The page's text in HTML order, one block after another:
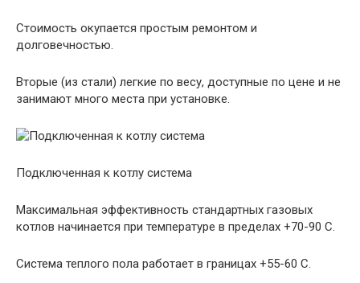
Стоимость окупается простым ремонтом и
долговечностью.
Вторые (из стали) легкие по весу, доступные по цене и не
занимают много места при установке.
Подключенная к котлу система
Максимальная эффективность стандартных газовых
котлов начинается при температуре в пределах +70-90 С.
Система теплого пола работает в границах +55-60 С.